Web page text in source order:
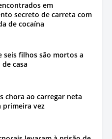
em
secreto de carreta com
de cocaína
seis filhos são mortos a
casa
chora ao carregar neta
primeira vez